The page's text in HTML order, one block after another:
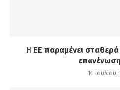
Η ΕΕ παραμένει
14